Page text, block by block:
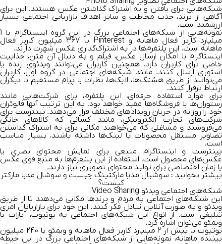
شبکه‌هایی برای یافتن و به اشتراک گذاشتن عکس‌ هستند. این برای
آگاهی از برند، جذب مخاطب و سایر اهداف بازاریابی اجتماعی بسیار
ارزشمند است.
نمونه‌هایی از شبکه‌های اجتماعی بزرگ در این گروه اینستاگرام با 1
میلیارد کاربر فعال ماهانه و Pinterest با 367 میلیون کاربر فعال
ماهانه است. این پلتفرم‌ها در به اشتراک‌گذاری عکس شهرت دارند.
اینستاگرام با امکان ارسال عکس، فیلم و به دنبال آن متن، جذابیت
خاصی برای کاربران دارد. همچنین کاربران می‌توانند ویدئوی زنده یا
استوری ارسال کنند. مانند شبکه‌های اجتماعی در گروه اول، کاربران
‌می‌توانند از طریق هشتگ‌ها، لایک‌ها، نظرات یا پیام مستقیم با دیگران
ارتباط برقرار کنند.
برای موارد استفاده حرفه‌ای، این پلتفرم، برای شرکت‌هایی مانند
رستوران‌ها یا فروشگاه‌ها مفید خواهد بود. به این ترتیب آنها فالوئران
خود را روزانه در جریان رویدادهای مختلف قرار می‌دهند. پینترست برای
شرکت‌های تجارت الکترونیکی، مانند کسانی که کالاهای خانگی
می‌فروشند و مشاغلی که می‌خواهند مکانی برای به اشتراک گذاشتن
تصاویر مستقل محصولات با لینک‌ها داشته باشند، بسیار مناسب
است.
پینترست و اینستاگرام منبعی برای نمایش محتوای بصری یا
عکس‌های محصول است. استفاده از این پلتفرم‌ها به منبع قوی عکس
یا زمان اختصاصی برای تولید محتوای تصویری نیاز دارند.
بیشتر بخوانید : سوشیال مدیا مارکتینگ چیست و سوشال مدیا مارکتر
کیست؟
شبکه‌های اجتماعی ویدئو Video Sharing
این شبکه‌های اجتماعی به مردم و برندها مکانی ‌می‌دهند تا از طریق
ویدئو و به صورت آنلاین تبادل فکر کنند. این خود برای بازاریابان امری
تبلیغی است. از انواع این شبکه‌های اجتماعی به یوتیوب، آپارات یا
ویمئو می‌توان اشاره کرد.
یوتیوب با بیش از 2 میلیارد کاربر فعال ماهانه و ویمئو با 240 میلیون
بیننده ماهانه، نمونه‌هایی از شبکه‌های اجتماعی بزرگ در این حیطه